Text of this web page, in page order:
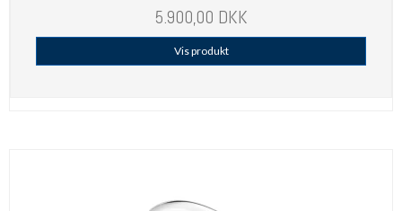
5.900,00 DKK
Vis produkt